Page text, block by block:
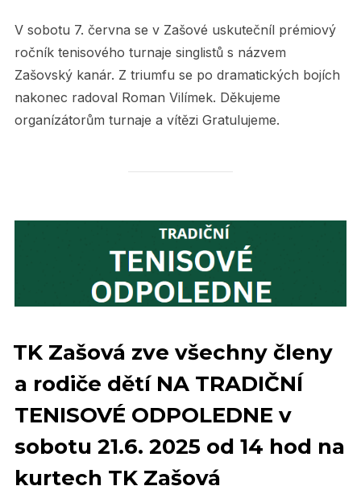
V sobotu 7. června se v Zašové uskutečníl prémiový
ročník tenisového turnaje singlistů s názvem
Zašovský kanár. Z triumfu se po dramatických bojích
nakonec radoval Roman Vilímek. Děkujeme
organízátorům turnaje a vítězi Gratulujeme.
TK Zašová zve všechny členy
a rodiče dětí NA TRADIČNÍ
TENISOVÉ ODPOLEDNE v
sobotu 21.6. 2025 od 14 hod na
kurtech TK Zašová